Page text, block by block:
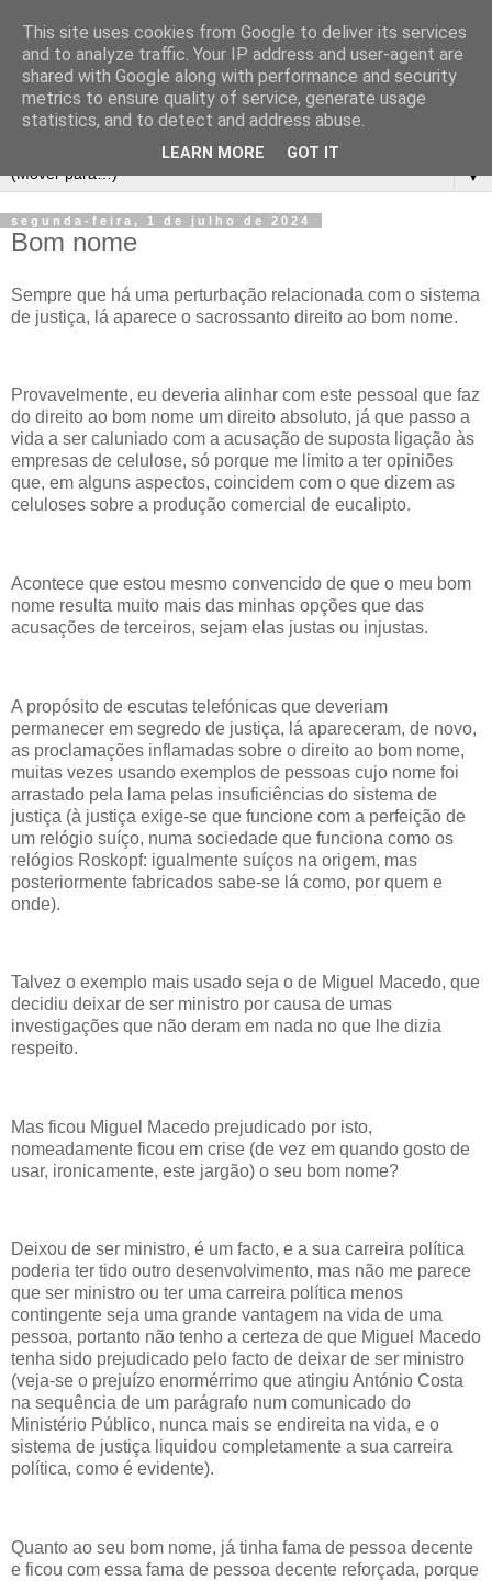
▼
segunda-feira, 1 de julho de 2024
Bom nome
Sempre que há uma perturbação relacionada com o sistema
de justiça, lá aparece o sacrossanto direito ao bom nome.
Provavelmente, eu deveria alinhar com este pessoal que faz
do direito ao bom nome um direito absoluto, já que passo a
vida a ser caluniado com a acusação de suposta ligação às
empresas de celulose, só porque me limito a ter opiniões
que, em alguns aspectos, coincidem com o que dizem as
celuloses sobre a produção comercial de eucalipto.
Acontece que estou mesmo convencido de que o meu bom
nome resulta muito mais das minhas opções que das
acusações de terceiros, sejam elas justas ou injustas.
A propósito de escutas telefónicas que deveriam
permanecer em segredo de justiça, lá apareceram, de novo,
as proclamações inflamadas sobre o direito ao bom nome,
muitas vezes usando exemplos de pessoas cujo nome foi
arrastado pela lama pelas insuficiências do sistema de
justiça (à justiça exige-se que funcione com a perfeição de
um relógio suíço, numa sociedade que funciona como os
relógios Roskopf: igualmente suíços na origem, mas
posteriormente fabricados sabe-se lá como, por quem e
onde).
Talvez o exemplo mais usado seja o de Miguel Macedo, que
decidiu deixar de ser ministro por causa de umas
investigações que não deram em nada no que lhe dizia
respeito.
Mas ficou Miguel Macedo prejudicado por isto,
nomeadamente ficou em crise (de vez em quando gosto de
usar, ironicamente, este jargão) o seu bom nome?
Deixou de ser ministro, é um facto, e a sua carreira política
poderia ter tido outro desenvolvimento, mas não me parece
que ser ministro ou ter uma carreira política menos
contingente seja uma grande vantagem na vida de uma
pessoa, portanto não tenho a certeza de que Miguel Macedo
tenha sido prejudicado pelo facto de deixar de ser ministro
(veja-se o prejuízo enormérrimo que atingiu António Costa
na sequência de um parágrafo num comunicado do
Ministério Público, nunca mais se endireita na vida, e o
sistema de justiça liquidou completamente a sua carreira
política, como é evidente).
Quanto ao seu bom nome, já tinha fama de pessoa decente
e ficou com essa fama de pessoa decente reforçada, porque
This site uses cookies from Google to deliver its services
and to analyze traffic. Your IP address and user-agent are
shared with Google along with performance and security
metrics to ensure quality of service, generate usage
statistics, and to detect and address abuse.
LEARN MORE GOT IT